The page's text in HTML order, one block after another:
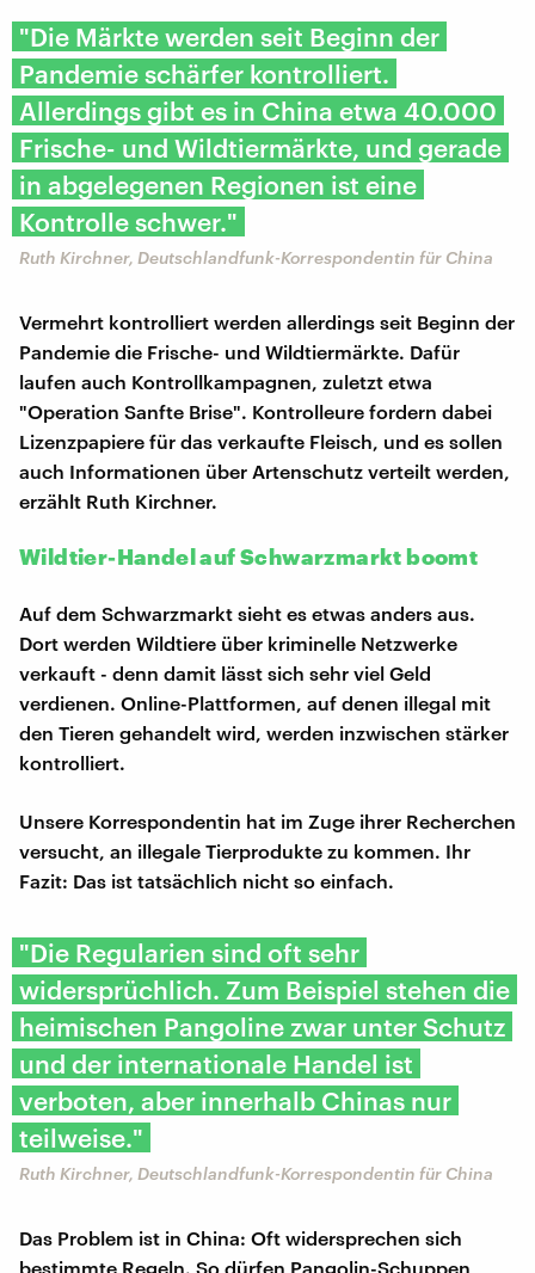
"Die Märkte werden seit Beginn der
Pandemie schärfer kontrolliert.
Allerdings gibt es in China etwa 40.000
Frische- und Wildtiermärkte, und gerade
in abgelegenen Regionen ist eine
Kontrolle schwer."
Ruth Kirchner, Deutschlandfunk-Korrespondentin für China
Vermehrt kontrolliert werden allerdings seit Beginn der
Pandemie die Frische- und Wildtiermärkte. Dafür
laufen auch Kontrollkampagnen, zuletzt etwa
"Operation Sanfte Brise". Kontrolleure fordern dabei
Lizenzpapiere für das verkaufte Fleisch, und es sollen
auch Informationen über Artenschutz verteilt werden,
erzählt Ruth Kirchner.
Wildtier-Handel auf Schwarzmarkt boomt
Auf dem Schwarzmarkt sieht es etwas anders aus.
Dort werden Wildtiere über kriminelle Netzwerke
verkauft - denn damit lässt sich sehr viel Geld
verdienen. Online-Plattformen, auf denen illegal mit
den Tieren gehandelt wird, werden inzwischen stärker
kontrolliert.
Unsere Korrespondentin hat im Zuge ihrer Recherchen
versucht, an illegale Tierprodukte zu kommen. Ihr
Fazit: Das ist tatsächlich nicht so einfach.
"Die Regularien sind oft sehr
widersprüchlich. Zum Beispiel stehen die
heimischen Pangoline zwar unter Schutz
und der internationale Handel ist
verboten, aber innerhalb Chinas nur
teilweise."
Ruth Kirchner, Deutschlandfunk-Korrespondentin für China
Das Problem ist in China: Oft widersprechen sich
bestimmte Regeln. So dürfen Pangolin-Schuppen